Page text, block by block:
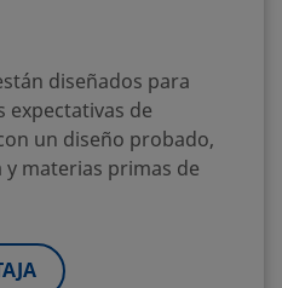
diseñados para
expectativas de
un diseño probado,
materias primas de